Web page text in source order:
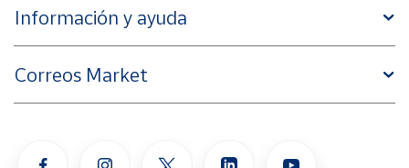
Información y ayuda
Correos Market